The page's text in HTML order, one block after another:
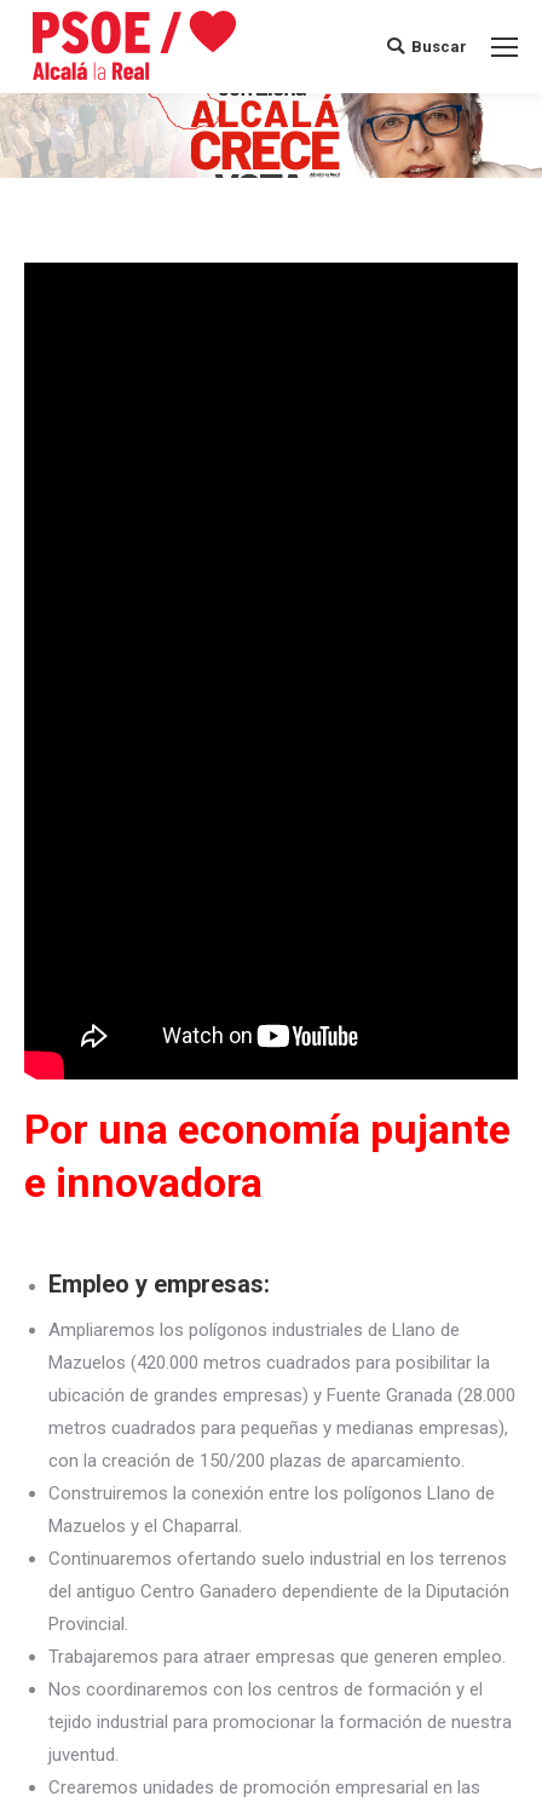
Buscar:
Buscar
Por una economía pujante
e innovadora
Empleo y empresas:
Ampliaremos los polígonos industriales de Llano de
Mazuelos (420.000 metros cuadrados para posibilitar la
ubicación de grandes empresas) y Fuente Granada (28.000
metros cuadrados para pequeñas y medianas empresas),
con la creación de 150/200 plazas de aparcamiento.
Construiremos la conexión entre los polígonos Llano de
Mazuelos y el Chaparral.
Continuaremos ofertando suelo industrial en los terrenos
del antiguo Centro Ganadero dependiente de la Diputación
Provincial.
Trabajaremos para atraer empresas que generen empleo.
Nos coordinaremos con los centros de formación y el
tejido industrial para promocionar la formación de nuestra
juventud.
Crearemos unidades de promoción empresarial en las